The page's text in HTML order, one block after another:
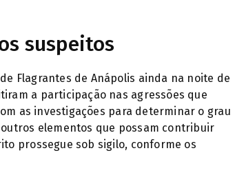
suspeitos
Flagrantes de Anápolis ainda na noite de
a participação nas agressões que
as investigações para determinar o grau
elementos que possam contribuir
prossegue sob sigilo, conforme os